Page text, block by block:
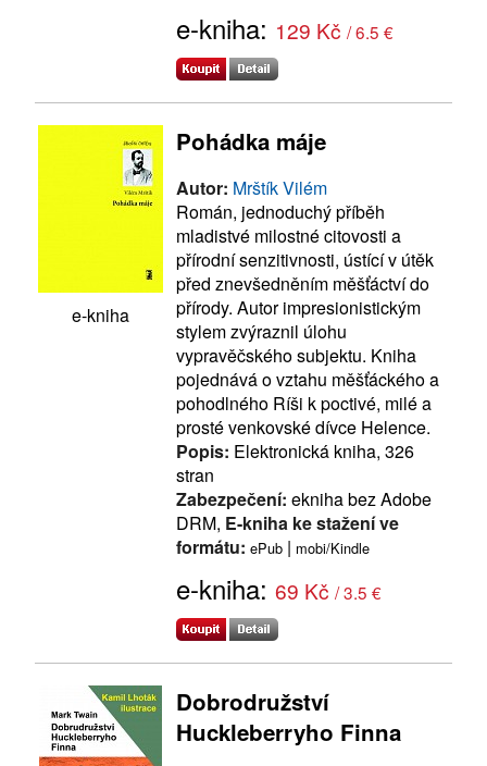
e-kniha: 129 Kč / 6.5 €
e-kniha
Pohádka máje
Autor: Mrštík Vilém
Román, jednoduchý příběh
mladistvé milostné citovosti a
přírodní senzitivnosti, ústící v útěk
před znevšedněním měšťáctví do
přírody. Autor impresionistickým
stylem zvýraznil úlohu
vypravěčského subjektu. Kniha
pojednává o vztahu měšťáckého a
pohodlného Ríši k poctivé, milé a
prosté venkovské dívce Helence.
Popis: Elektronická kniha, 326
stran
Zabezpečení: ekniha bez Adobe
DRM, E-kniha ke stažení ve
formátu: ePub | mobi/Kindle
e-kniha: 69 Kč / 3.5 €
Dobrodružství
Huckleberryho Finna